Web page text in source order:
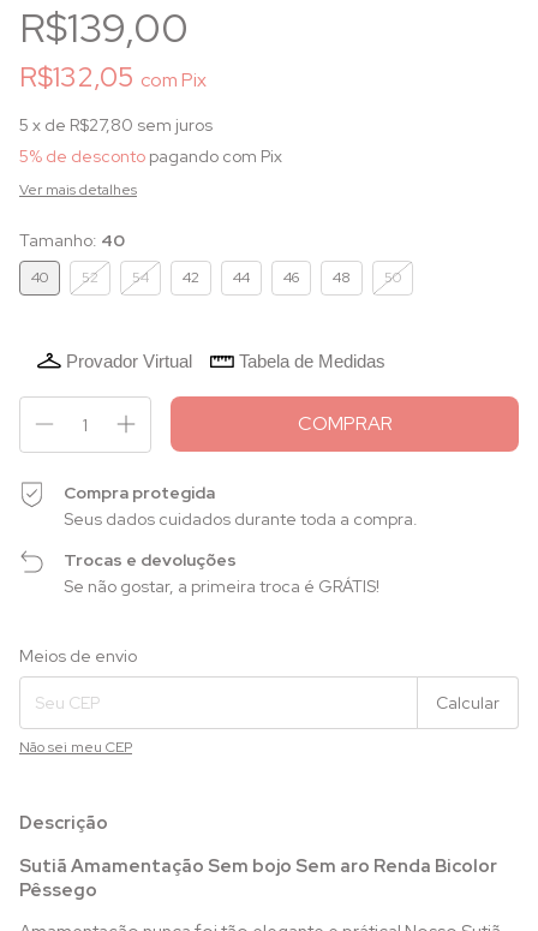
R$139,00
R$132,05 com Pix
5 x de R$27,80 sem juros
5% de desconto pagando com Pix
Ver mais detalhes
Tamanho: 40
40 52 54 42 44 46 48 50
Provador Virtual Tabela de Medidas
Compra protegida
Seus dados cuidados durante toda a compra.
Trocas e devoluções
Se não gostar, a primeira troca é GRÁTIS!
Entregas para o CEP:
Meios de envio
Calcular
Não sei meu CEP
Descrição
Sutiã Amamentação Sem bojo Sem aro Renda Bicolor
Pêssego